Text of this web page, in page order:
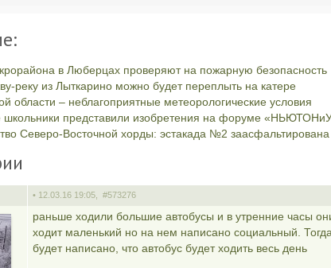
в Люберцах проверяют на пожарную безопасность
реку из Лыткарино можно будет переплыть на катере
области – неблагоприятные метеорологические условия
представили изобретения на форуме
Северо-Восточной хорды: эстакада №2
• 12.03.16 19:05, #573276
раньше ходили большие автобусы и в утренние часы
ходит маленький но на нем написано социальный.
будет написано, что автобус будет ходить весь день